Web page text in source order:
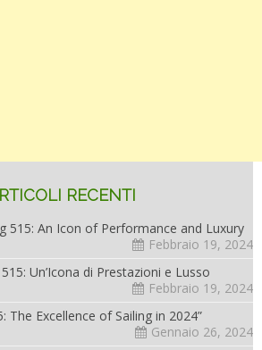
RECENTI
515: An Icon of Performance and Luxury
Febbraio 19, 2024
Un’Icona di Prestazioni e Lusso
Febbraio 19, 2024
The Excellence of Sailing in 2024”
Gennaio 26, 2024